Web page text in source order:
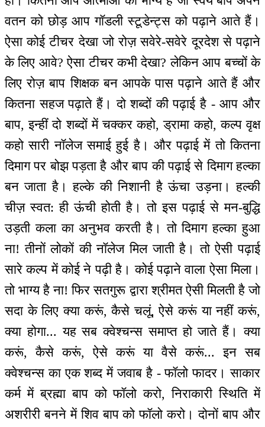
वतन को छोड़ आप गॉडली स्टूडेन्ट्स को पढ़ाने आते हैं।
ऐसा कोई टीचर देखा जो रोज़ सवेरे-सवेरे दूरदेश से पढ़ाने
के लिए आवे? ऐसा टीचर कभी देखा? लेकिन आप बच्चों के
लिए रोज़ बाप शिक्षक बन आपके पास पढ़ाने आते हैं और
कितना सहज पढ़ाते हैं। दो शब्दों की पढ़ाई है - आप और
बाप, इन्हीं दो शब्दों में चक्कर कहो, ड्रामा कहो, कल्प वृक्ष
कहो सारी नॉलेज समाई हुई है। और पढ़ाई में तो कितना
दिमाग पर बोझ पड़ता है और बाप की पढ़ाई से दिमाग हल्का
बन जाता है। हल्के की निशानी है ऊंचा उड़ना। हल्की
चीज़ स्वत: ही ऊंची होती है। तो इस पढ़ाई से मन-बुद्धि
उड़ती कला का अनुभव करती है। तो दिमाग हल्का हुआ
ना! तीनों लोकों की नॉलेज मिल जाती है। तो ऐसी पढ़ाई
सारे कल्प में कोई ने पढ़ी है। कोई पढ़ाने वाला ऐसा मिला।
तो भाग्य है ना! फिर सतगुरू द्वारा श्रीमत ऐसी मिलती है जो
सदा के लिए क्या करूं, कैसे चलूं, ऐसे करूं या नहीं करूं,
क्या होगा... यह सब क्वेश्चन्स समाप्त हो जाते हैं। क्या
करूं, कैसे करूं, ऐसे करूं या वैसे करूं... इन सब
क्वेश्चन्स का एक शब्द में जवाब है - फॉलो फादर। साकार
कर्म में ब्रह्मा बाप को फॉलो करो, निराकारी स्थिति में
अशरीरी बनने में शिव बाप को फॉलो करो। दोनों बाप और